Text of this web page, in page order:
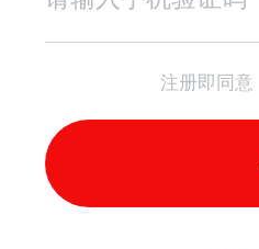
注册即同意